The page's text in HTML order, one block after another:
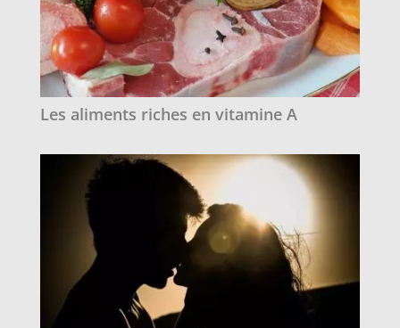
Les aliments riches en vitamine A